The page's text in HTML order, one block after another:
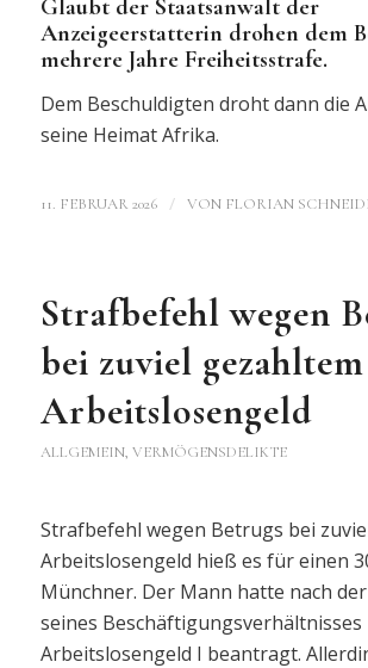
Glaubt der Staatsanwalt der
Anzeigeerstatterin drohen dem
mehrere Jahre Freiheitsstrafe.
Dem Beschuldigten droht dann die
seine Heimat Afrika.
11. FEBRUAR 2026 / VON FLORIAN
Strafbefehl wegen
bei zuviel gezahltem
Arbeitslosengeld
ALLGEMEIN, VERMÖGENSDELIKTE
Strafbefehl wegen Betrugs bei
Arbeitslosengeld hieß es für einen
Münchner. Der Mann hatte nach
seines Beschäftigungsverhältnisses
Arbeitslosengeld I beantragt.